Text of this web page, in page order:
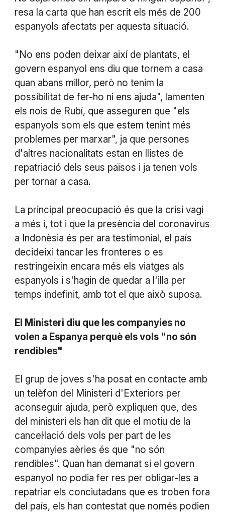
resa la carta que han escrit els més de 200
espanyols afectats per aquesta situació.
"No ens poden deixar així de plantats, el
govern espanyol ens diu que tornem a casa
quan abans millor, però no tenim la
possibilitat de fer-ho ni ens ajuda", lamenten
els nois de Rubí, que asseguren que "els
espanyols som els que estem tenint més
problemes per marxar", ja que persones
d'altres nacionalitats estan en llistes de
repatriació dels seus països i ja tenen vols
per tornar a casa.
La principal preocupació és que la crisi vagi
a més i, tot i que la presència del coronavirus
a Indonèsia és per ara testimonial, el país
decideixi tancar les fronteres o es
restringeixin encara més els viatges als
espanyols i s'hagin de quedar a l'illa per
temps indefinit, amb tot el que això suposa.
El Ministeri diu que les companyies no
volen a Espanya perquè els vols "no són
rendibles"
El grup de joves s'ha posat en contacte amb
un telèfon del Ministeri d'Exteriors per
aconseguir ajuda, però expliquen que, des
del ministeri els han dit que el motiu de la
cancel·lació dels vols per part de les
companyies aèries és que "no són
rendibles". Quan han demanat si el govern
espanyol no podia fer res per obligar-les a
repatriar els conciutadans que es troben fora
del país, els han contestat que només podien